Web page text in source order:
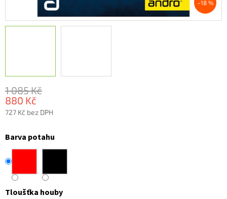
–18 %
1 085 Kč
880 Kč
727 Kč bez DPH
cena:
Barva potahu
Tloušťka houby